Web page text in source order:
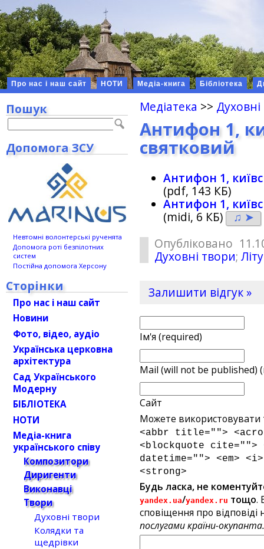
Про нас і наш сайт НОТИ Медіа-книга Бібліотека
Медіатека >>
Антифон 1,
святковий
Антифон 1,
(pdf, 143 КБ)
Антифон 1,
(midi, 6 КБ) ♫ ➤
Опубліковано
Духовні твори;
Залишити відгук »
Ім'я (required)
Mail (will not be published)
Сайт
Можете використовувати
<abbr title="">
<blockquote cite="">
datetime=""> <em>
<strong>
Будь ласка, не
yandex.ua/yandex.ru тощо.
сповіщення про відповіді
послугами країни-
Пошук
Допомога ЗСУ
Невтомні волонтерські рученята
Допомога роті безпілотних
систем
Постійна допомога Херсону
Сторінки
Про нас і наш сайт
Новини
Фото, відео, аудіо
Українська церковна
архітектура
Сад Українського
Модерну
БІБЛІОТЕКА
НОТИ
Медіа-книга
українського співу
Композитори
Диригенти
Виконавці
Твори
Духовні твори
Колядки та
щедрівки